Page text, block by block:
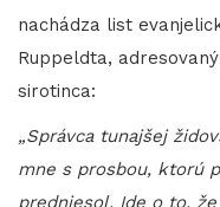
nachádza list
Ruppeldta,
sirotinca:
„Správca tunajšej
mne s prosbou, ktorú
predniesol. Ide o to,